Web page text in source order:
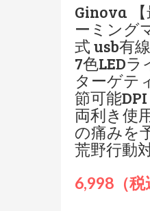
Ginova
ーミング
式 usb有
7色LEDラ
ターゲテ
節可能
両利き使
の痛みを
荒野行動
6,998（税